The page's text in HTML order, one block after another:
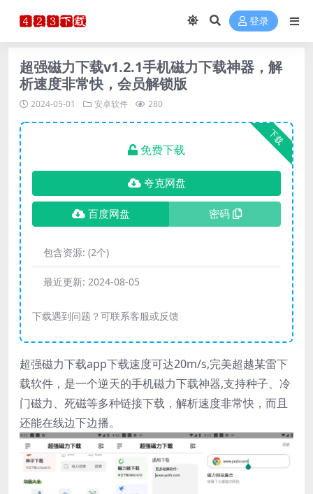
登录
超强磁力下载v1.2.1手机磁力下载神器，解
析速度非常快，会员解锁版
2024-05-01 安卓软件 280
下载
免费下载
夸克网盘
百度网盘 密码
包含资源: (2个)
最近更新: 2024-08-05
下载遇到问题？可联系客服或反馈
超强磁力下载app下载速度可达20m/s,完美超越某雷下
载软件，是一个逆天的手机磁力下载神器,支持种子、冷
门磁力、死磁等多种链接下载，解析速度非常快，而且
还能在线边下边播。